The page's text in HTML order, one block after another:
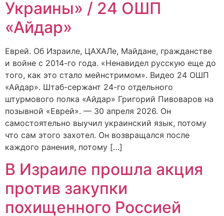
Украины» / 24 ОШП
«Айдар»
Еврей. Об Израиле, ЦАХАЛе, Майдане, гражданстве
и войне с 2014-го года. «Ненавидел русскую еще до
того, как это стало мейнстримом». Видео 24 ОШП
«Айдар». Штаб-сержант 24-го отдельного
штурмового полка «Айдар» Григорий Пивоваров на
позывной «Еврей». — 30 апреля 2026. Он
самостоятельно выучил украинский язык, потому
что сам этого захотел. Он возвращался после
каждого ранения, потому […]
В Израиле прошла акция
против закупки
похищенного Россией